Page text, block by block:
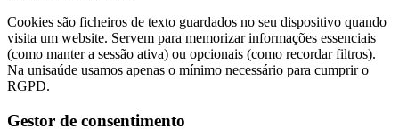
Cookies são ficheiros de texto guardados no seu dispositivo quando
visita um website. Servem para memorizar informações essenciais
(como manter a sessão ativa) ou opcionais (como recordar filtros).
Na unisaúde usamos apenas o mínimo necessário para cumprir o
RGPD.
Gestor de consentimento